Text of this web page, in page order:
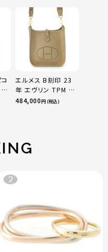
エルメス B刻印 23
年 エヴリン TPM 16
アマゾン トリヨンク
484,000円 (税込)